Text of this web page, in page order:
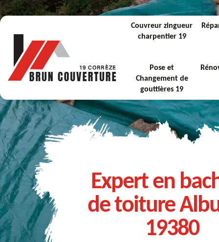
Couvreur zingueur
charpentier 19
Pose et
Changement de
gouttières 19
Expert en
de toiture
19380